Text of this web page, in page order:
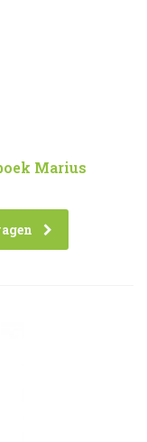
Marius